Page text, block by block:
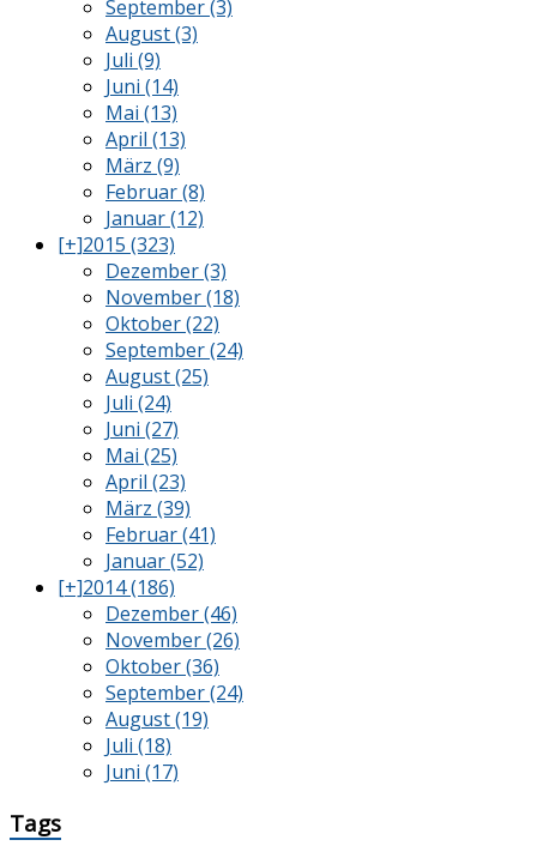
September (3)
August (3)
Juli (9)
Juni (14)
Mai (13)
April (13)
März (9)
Februar (8)
Januar (12)
[+]2015 (323)
Dezember (3)
November (18)
Oktober (22)
September (24)
August (25)
Juli (24)
Juni (27)
Mai (25)
April (23)
März (39)
Februar (41)
Januar (52)
[+]2014 (186)
Dezember (46)
November (26)
Oktober (36)
September (24)
August (19)
Juli (18)
Juni (17)
Tags